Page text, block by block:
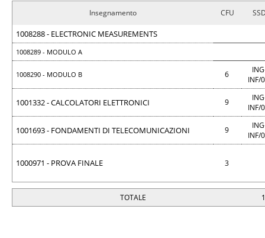
Insegnamento CFU
1008288 - ELECTRONIC MEASUREMENTS
1008289 - MODULO A
1008290 - MODULO B 6
INF/
1001332 - CALCOLATORI ELETTRONICI 9
INF/
1001693 - FONDAMENTI DI TELECOMUNICAZIONI 9
INF/
1000971 - PROVA FINALE 3
TOTALE